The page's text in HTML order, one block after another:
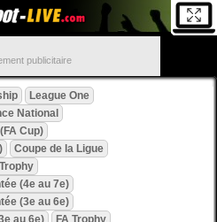
publicitaire
League One
National
Cup)
Coupe de la Ligue
(4e au 7e)
(3e au 6e)